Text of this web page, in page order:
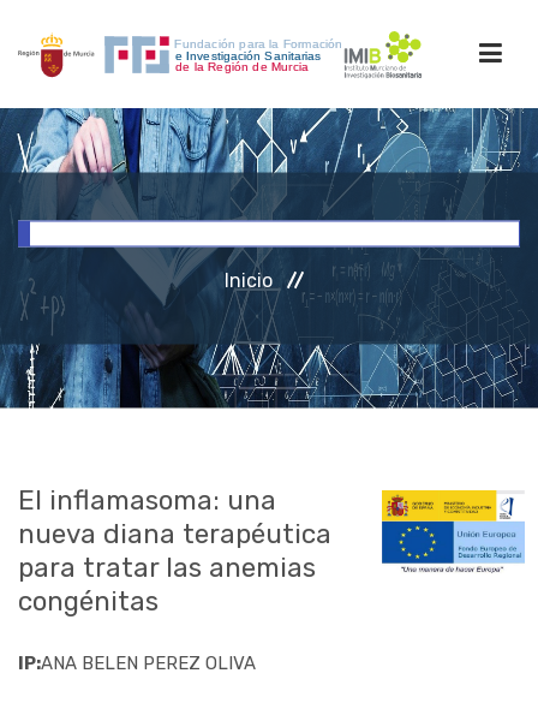
INICIO
INVESTIGACIÓN
RRHH
ACCESO PERSONAL
Inicio
El inflamasoma: una
nueva diana terapéutica
para tratar las anemias
congénitas
IP:ANA BELEN PEREZ OLIVA